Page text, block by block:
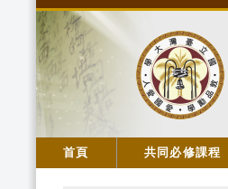
首頁 共同必修課程